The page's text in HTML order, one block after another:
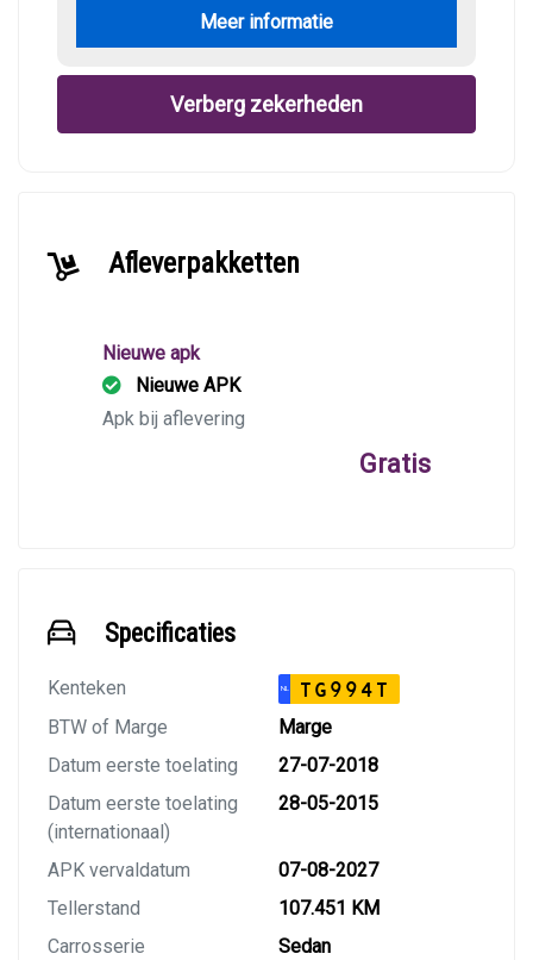
Meer informatie
Verberg zekerheden
Afleverpakketten
Nieuwe apk
Nieuwe APK
Apk bij aflevering
Gratis
Specificaties
Kenteken NL TG994T
BTW of Marge
Marge
Datum eerste toelating
27-07-2018
Datum eerste toelating
(internationaal)
28-05-2015
APK vervaldatum
07-08-2027
Tellerstand
107.451 KM
Carrosserie
Sedan